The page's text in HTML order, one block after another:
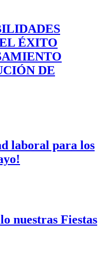
ÉXITO
DE
laboral para los
nuestras Fiestas